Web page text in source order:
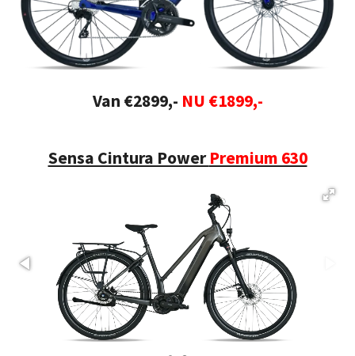
Van €2899,- NU €1899,-
Sensa Cintura PowerPremium 630